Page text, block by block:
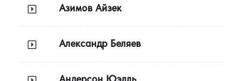
Азимов Айзек
Александр Беляев